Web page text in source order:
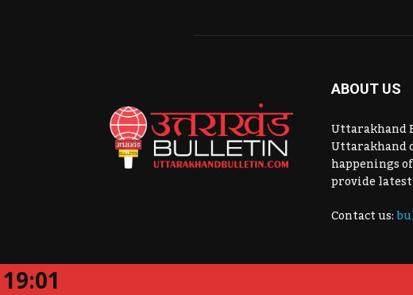
ABOUT US
Uttarakhand
Uttarakhand
happenings
provide
Contact us:
19:01